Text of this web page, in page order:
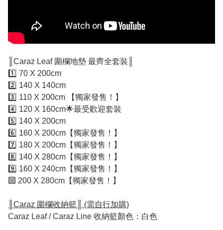
║Caraz Leaf 圍欄地墊 最齊全套裝║
1️⃣ 70 X 200cm
2️⃣ 140 X 140cm
3️⃣ 110 X 200cm 【獨家發售！】
4️⃣ 120 X 160cm🌟最受歡迎套裝
5️⃣ 140 X 200cm
6️⃣ 160 X 200cm【獨家發售！】
7️⃣ 180 X 200cm【獨家發售！】
8️⃣ 140 X 280cm【獨家發售！】
9️⃣ 160 X 240cm【獨家發售！】
🔟 200 X 280cm【獨家發售！】
║Caraz 圍欄收納籃║ (需自行加購)
Caraz Leaf / Caraz Line 收納籃顏色：白色